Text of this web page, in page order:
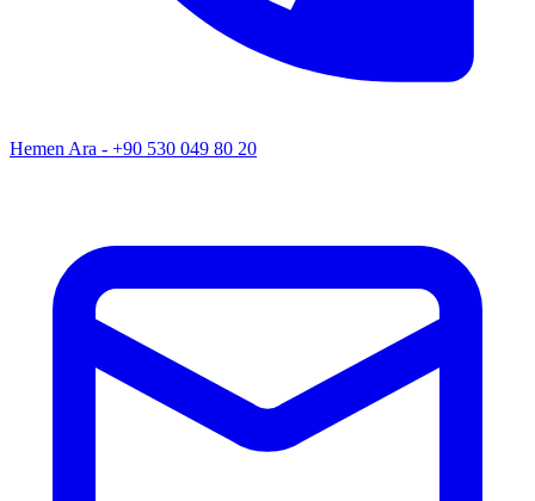
Hemen Ara - +90 530 049 80 20